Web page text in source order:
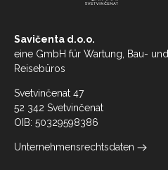
Savičenta d.o.o.
eine GmbH für Wartung, Bau- und
Reisebüros
Svetvinčenat 47
52 342 Svetvinčenat
OIB: 50329598386
Unternehmensrechtsdaten